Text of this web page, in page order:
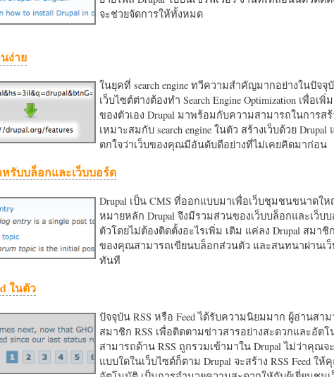
จะช่วยจัดการให้ทั้งหมด
ง่าย
ในยุคที่ search engine ทวีความสำคัญมากอย่างในปัจจุ
เว็บไซต์ต่างต้องทำ Search Engine Optimization เพื่อเ
ของตัวเอง Drupal มาพร้อมกับความสามารถในการสร้
เหมาะสมกับ search engine ในตัว สร้างเว็บด้วย
ตกใจว่าเว็บของคุณมีอันดับดีอย่างที่ไม่เคยคิดมาก่อน
รับบล็อกและเว็บบอร์ด
Drupal เป็น CMS ที่ออกแบบมาเพื่อเว็บชุมชนขนาดให
หมายหลัก Drupal จึงมีรวมส่วนของเว็บบล็อกและเว็บ
ตัวโดยไม่ต้องติดตั้งอะไรเพิ่ม เติม แค่ลง Drupal สมาชิ
ของคุณสามารถเขียนบล็อกส่วนตัว และสนทนาผ่านเว็
ทันที
ในตัว
ปัจจุบัน RSS หรือ Feed ได้รับความนิยมมาก ผู้อ่านสา
สมาชิก RSS เพื่อติดตามข่าวสารอย่างสะดวกและอัต
สามารถด้าน RSS ถูกรวมเข้ามาใน Drupal ไม่ว่าคุณจ
แบบใดในเว็บไซต์ก็ตาม Drupal จะสร้าง RSS Feed ให้